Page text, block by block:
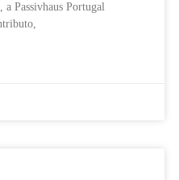
Passivhaus Portugal